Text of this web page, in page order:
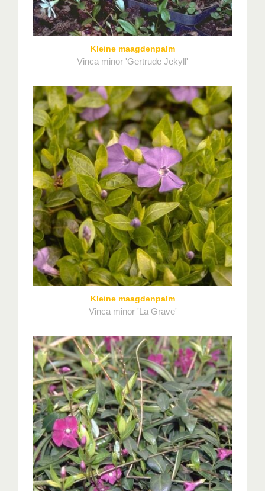
Kleine maagdenpalm
Vinca minor 'Gertrude Jekyll'
Kleine maagdenpalm
Vinca minor 'La Grave'